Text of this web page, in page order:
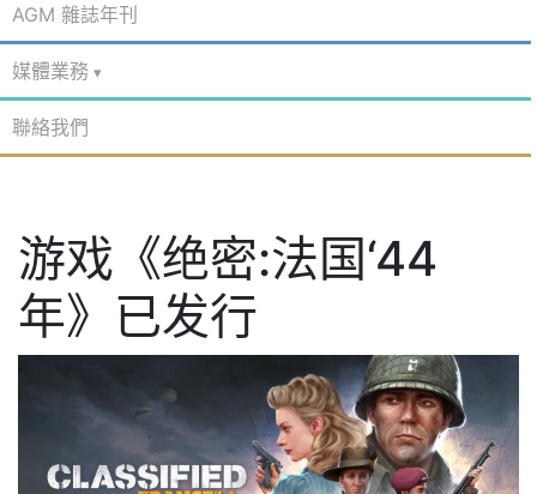
AGM 雜誌年刊
媒體業務
聯絡我們
游戏《绝密:法国‘44
年》已发行